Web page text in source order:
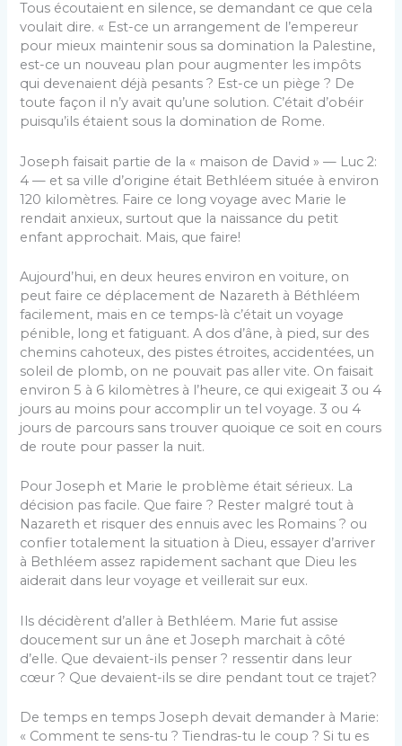
Tous écoutaient en silence, se demandant ce que cela
voulait dire. « Est-ce un arrangement de l’empereur
pour mieux maintenir sous sa domination la Palestine,
est-ce un nouveau plan pour augmenter les impôts
qui devenaient déjà pesants ? Est-ce un piège ? De
toute façon il n’y avait qu’une solution. C’était d’obéir
puisqu’ils étaient sous la domination de Rome.
Joseph faisait partie de la « maison de David » — Luc 2:
4 — et sa ville d’origine était Bethléem située à environ
120 kilomètres. Faire ce long voyage avec Marie le
rendait anxieux, surtout que la naissance du petit
enfant approchait. Mais, que faire!
Aujourd’hui, en deux heures environ en voiture, on
peut faire ce déplacement de Nazareth à Béthléem
facilement, mais en ce temps-là c’était un voyage
pénible, long et fatiguant. A dos d’âne, à pied, sur des
chemins cahoteux, des pistes étroites, accidentées, un
soleil de plomb, on ne pouvait pas aller vite. On faisait
environ 5 à 6 kilomètres à l’heure, ce qui exigeait 3 ou 4
jours au moins pour accomplir un tel voyage. 3 ou 4
jours de parcours sans trouver quoique ce soit en cours
de route pour passer la nuit.
Pour Joseph et Marie le problème était sérieux. La
décision pas facile. Que faire ? Rester malgré tout à
Nazareth et risquer des ennuis avec les Romains ? ou
confier totalement la situation à Dieu, essayer d’arriver
à Bethléem assez rapidement sachant que Dieu les
aiderait dans leur voyage et veillerait sur eux.
Ils décidèrent d’aller à Bethléem. Marie fut assise
doucement sur un âne et Joseph marchait à côté
d’elle. Que devaient-ils penser ? ressentir dans leur
cœur ? Que devaient-ils se dire pendant tout ce trajet?
De temps en temps Joseph devait demander à Marie:
« Comment te sens-tu ? Tiendras-tu le coup ? Si tu es